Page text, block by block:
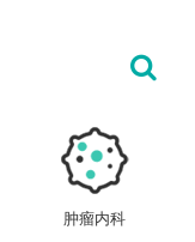
肿瘤内科